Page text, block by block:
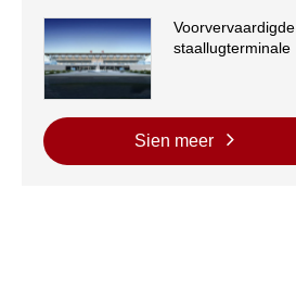
Voorvervaardigde
staallugterminale
Sien meer